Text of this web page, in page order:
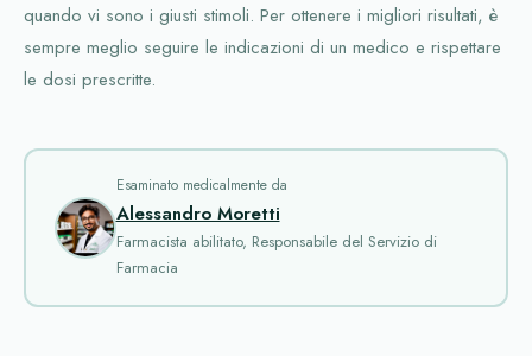
quando vi sono i giusti stimoli. Per ottenere i migliori risultati, è
sempre meglio seguire le indicazioni di un medico e rispettare
le dosi prescritte.
Esaminato medicalmente da
Alessandro Moretti
Farmacista abilitato, Responsabile del Servizio di
Farmacia